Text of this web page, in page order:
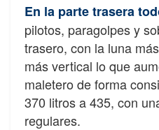
En la parte trasera
pilotos, paragolpes y
trasero, con la luna
más vertical lo que
maletero de forma
370 litros a 435, con
regulares.